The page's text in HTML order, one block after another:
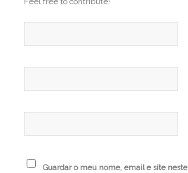
Guardar o meu nome, email e site